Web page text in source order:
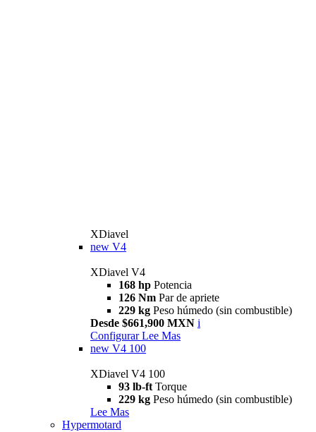
XDiavel
new V4
XDiavel V4
168 hp Potencia
126 Nm Par de apriete
229 kg Peso húmedo (sin combustible)
Desde $661,900 MXN i
Configurar Lee Mas
new V4 100
XDiavel V4 100
93 lb-ft Torque
229 kg Peso húmedo (sin combustible)
Lee Mas
Hypermotard